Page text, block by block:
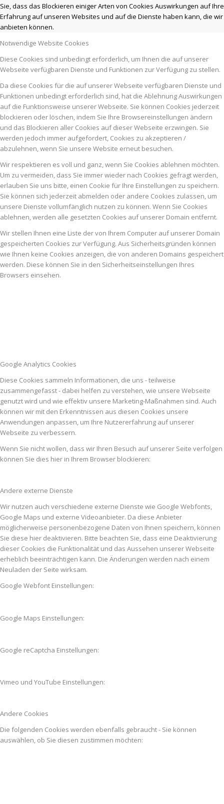
Sie, dass das Blockieren einiger Arten von Cookies Auswirkungen auf Ihre
Erfahrung auf unseren Websites und auf die Dienste haben kann, die wir
anbieten können.
Notwendige Website Cookies
Diese Cookies sind unbedingt erforderlich, um Ihnen die auf unserer
Webseite verfügbaren Dienste und Funktionen zur Verfügung zu stellen.
Da diese Cookies für die auf unserer Webseite verfügbaren Dienste und
Funktionen unbedingt erforderlich sind, hat die Ablehnung Auswirkungen
auf die Funktionsweise unserer Webseite. Sie können Cookies jederzeit
blockieren oder löschen, indem Sie Ihre Browsereinstellungen ändern
und das Blockieren aller Cookies auf dieser Webseite erzwingen. Sie
werden jedoch immer aufgefordert, Cookies zu akzeptieren /
abzulehnen, wenn Sie unsere Website erneut besuchen.
Wir respektieren es voll und ganz, wenn Sie Cookies ablehnen möchten.
Um zu vermeiden, dass Sie immer wieder nach Cookies gefragt werden,
erlauben Sie uns bitte, einen Cookie für Ihre Einstellungen zu speichern.
Sie können sich jederzeit abmelden oder andere Cookies zulassen, um
unsere Dienste vollumfänglich nutzen zu können. Wenn Sie Cookies
ablehnen, werden alle gesetzten Cookies auf unserer Domain entfernt.
Wir stellen Ihnen eine Liste der von Ihrem Computer auf unserer Domain
gespeicherten Cookies zur Verfügung. Aus Sicherheitsgründen können
wie Ihnen keine Cookies anzeigen, die von anderen Domains gespeichert
werden. Diese können Sie in den Sicherheitseinstellungen Ihres
Browsers einsehen.
Google Analytics Cookies
Diese Cookies sammeln Informationen, die uns - teilweise
zusammengefasst - dabei helfen zu verstehen, wie unsere Webseite
genutzt wird und wie effektiv unsere Marketing-Maßnahmen sind. Auch
können wir mit den Erkenntnissen aus diesen Cookies unsere
Anwendungen anpassen, um Ihre Nutzererfahrung auf unserer
Webseite zu verbessern.
Wenn Sie nicht wollen, dass wir Ihren Besuch auf unserer Seite verfolgen
können Sie dies hier in Ihrem Browser blockieren:
Andere externe Dienste
Wir nutzen auch verschiedene externe Dienste wie Google Webfonts,
Google Maps und externe Videoanbieter. Da diese Anbieter
möglicherweise personenbezogene Daten von Ihnen speichern, können
Sie diese hier deaktivieren. Bitte beachten Sie, dass eine Deaktivierung
dieser Cookies die Funktionalität und das Aussehen unserer Webseite
erheblich beeinträchtigen kann. Die Änderungen werden nach einem
Neuladen der Seite wirksam.
Google Webfont Einstellungen:
Google Maps Einstellungen:
Google reCaptcha Einstellungen:
Vimeo und YouTube Einstellungen:
Andere Cookies
Die folgenden Cookies werden ebenfalls gebraucht - Sie können
auswählen, ob Sie diesen zustimmen möchten: